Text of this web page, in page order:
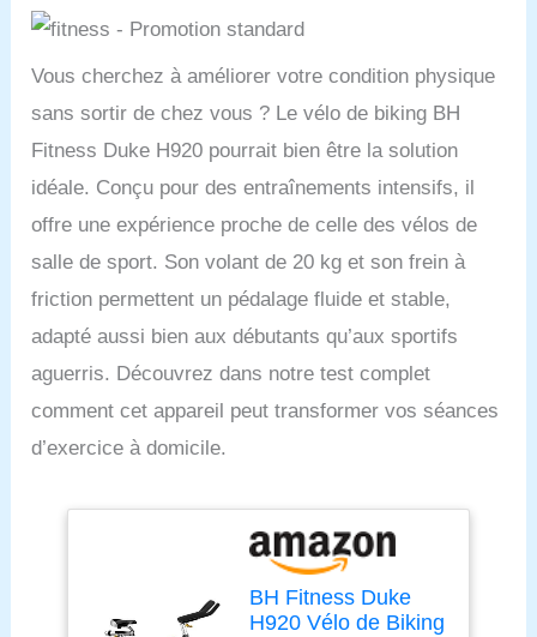
Vous cherchez à améliorer votre condition physique
sans sortir de chez vous ? Le vélo de biking BH
Fitness Duke H920 pourrait bien être la solution
idéale. Conçu pour des entraînements intensifs, il
offre une expérience proche de celle des vélos de
salle de sport. Son volant de 20 kg et son frein à
friction permettent un pédalage fluide et stable,
adapté aussi bien aux débutants qu’aux sportifs
aguerris. Découvrez dans notre test complet
comment cet appareil peut transformer vos séances
d’exercice à domicile.
BH Fitness Duke
H920 Vélo de Biking